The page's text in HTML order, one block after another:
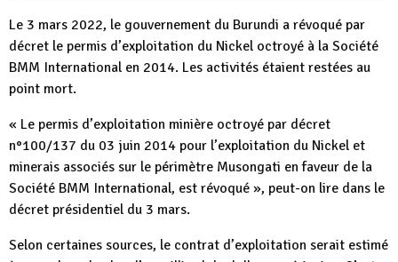
Le 3 mars 2022, le gouvernement du Burundi a révoqué par
décret le permis d’exploitation du Nickel octroyé à la Société
BMM International en 2014. Les activités étaient restées au
point mort.
« Le permis d’exploitation minière octroyé par décret
n°100/137 du 03 juin 2014 pour l’exploitation du Nickel et
minerais associés sur le périmètre Musongati en faveur de la
Société BMM International, est révoqué », peut-on lire dans le
décret présidentiel du 3 mars.
Selon certaines sources, le contrat d’exploitation serait estimé